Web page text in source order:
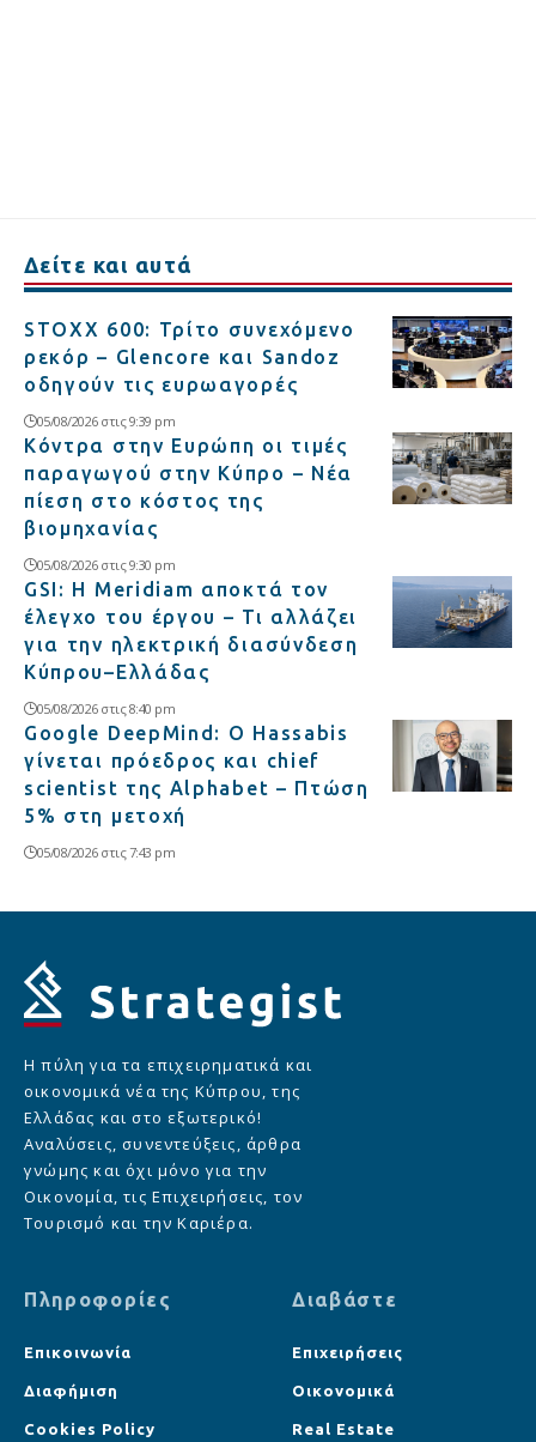
Δείτε και αυτά
STOXX 600: Τρίτο συνεχόμενο
ρεκόρ – Glencore και Sandoz
οδηγούν τις ευρωαγορές
05/08/2026 στις 9:39 pm
Κόντρα στην Ευρώπη οι τιμές
παραγωγού στην Κύπρο – Νέα
πίεση στο κόστος της
βιομηχανίας
05/08/2026 στις 9:30 pm
GSI: Η Meridiam αποκτά τον
έλεγχο του έργου – Τι αλλάζει
για την ηλεκτρική διασύνδεση
Κύπρου–Ελλάδας
05/08/2026 στις 8:40 pm
Google DeepMind: Ο Hassabis
γίνεται πρόεδρος και chief
scientist της Alphabet – Πτώση
5% στη μετοχή
05/08/2026 στις 7:43 pm
Η πύλη για τα επιχειρηματικά και
οικονομικά νέα της Κύπρου, της
Ελλάδας και στο εξωτερικό!
Αναλύσεις, συνεντεύξεις, άρθρα
γνώμης και όχι μόνο για την
Οικονομία, τις Επιχειρήσεις, τον
Τουρισμό και την Καριέρα.
Πληροφορίες
Επικοινωνία
Διαφήμιση
Cookies Policy
Διαβάστε
Επιχειρήσεις
Οικονομικά
Real Estate